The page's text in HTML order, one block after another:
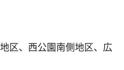
区、西公園南側地区、広